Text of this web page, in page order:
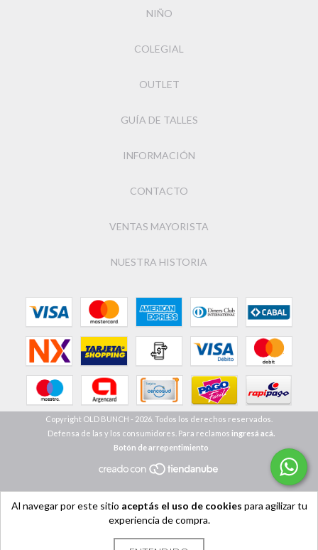
Al navegar por este sitio aceptás el uso de cookies para agilizar tu
experiencia de compra.
NIÑO
COLEGIAL
OUTLET
GUÍA DE TALLES
INFORMACIÓN
CONTACTO
VENTAS MAYORISTA
NUESTRA HISTORIA
Copyright OLD BUNCH - 2026. Todos los derechos reservados.
Defensa de las y los consumidores. Para reclamos ingresá acá.
Botón de arrepentimiento